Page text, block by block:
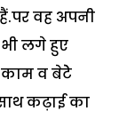
वह अपनी
लगे हुए
काम व बेटेे
कढ़ाई का